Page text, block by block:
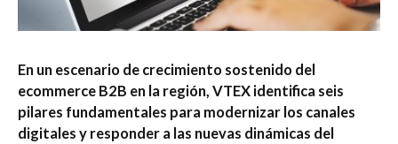
En un escenario de crecimiento sostenido del
ecommerce B2B en la región, VTEX identifica seis
pilares fundamentales para modernizar los canales
digitales y responder a las nuevas dinámicas del